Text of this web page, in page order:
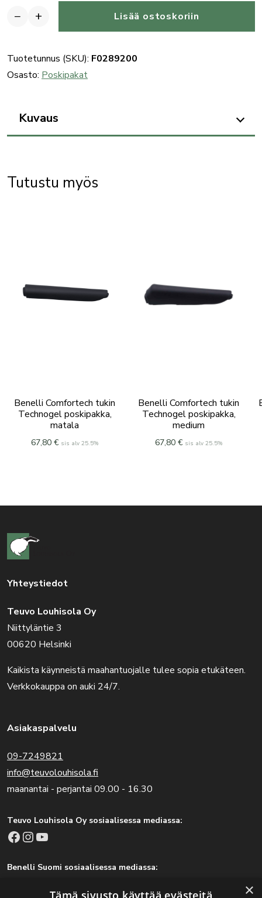
−
tukin
(Vinci/SuperVinci)
määrä
+ Lisää ostoskoriin
Tuotetunnus (SKU): F0289200
Osasto: Poskipakat
Kuvaus
Tutustu myös
Benelli Comfortech tukin
Technogel poskipakka,
matala
67,80 € sis alv 25.5%
Benelli Comfortech tukin
Technogel poskipakka,
medium
67,80 € sis alv 25.5%
Yhteystiedot
Teuvo Louhisola Oy
Niittyläntie 3
00620 Helsinki
Kaikista käynneistä maahantuojalle tulee sopia etukäteen.
Verkkokauppa on auki 24/7.
Asiakaspalvelu
09-7249821
info@teuvolouhisola.fi
maanantai - perjantai 09.00 - 16.30
Teuvo Louhisola Oy sosiaalisessa mediassa:
Facebook Instagram YouTube
Benelli Suomi sosiaalisessa mediassa:
×
Tämä sivusto käyttää evästeitä